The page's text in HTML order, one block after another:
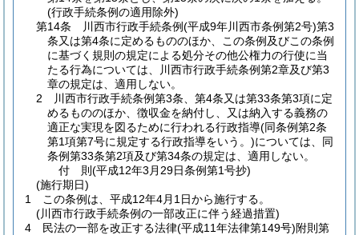
(行政手続条例の適用除外)
第14条 川西市行政手続条例(平成9年川西市条例第2号)第3
条又は第4条に定めるもののほか、この条例及びこの条例
に基づく規則の規定による処分その他公権力の行使に当
たる行為については、川西市行政手続条例第2章及び第3
章の規定は、適用しない。
2 川西市行政手続条例第3条、第4条又は第33条第3項に定
めるもののほか、徴収金を納付し、又は納入する義務の
適正な実現を図るために行われる行政指導(同条例第2条
第1項第7号に規定する行政指導をいう。)については、同
条例第33条第2項及び第34条の規定は、適用しない。
付 則(平成12年3月29日条例第1号抄)
(施行期日)
1
この条例は、平成12年4月1日から施行する。
(川西市行政手続条例の一部改正に伴う経過措置)
4
民法の一部を改正する法律(平成11年法律第149号)附則第